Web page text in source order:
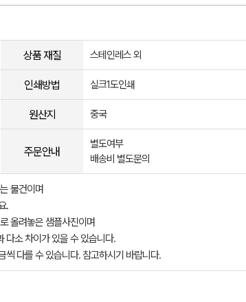
상품 재질 스테인레스 외
인쇄방법 실크1도인쇄
원산지 중국
주문안내
별도여부
배송비 별도문의
물건이며
.
올려놓은 샘플사진이며
다소 차이가 있을 수 있습니다.
씩 다를 수 있습니다. 참고하시기 바랍니다.